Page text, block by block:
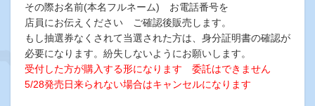
その際お名前(本名フルネーム) お電話番号を
店員にお伝えください ご確認後販売します。
もし抽選券なくされて当選された方は、身分証明書の確認が
必要になります。紛失しないようにお願いします。
受付した方が購入する形になります 委託はできません
5/28発売日来られない場合はキャンセルになります